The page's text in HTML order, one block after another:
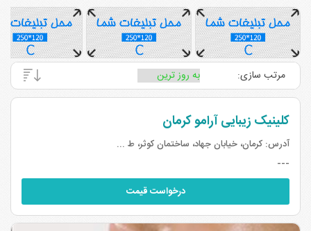
مرتب سازی:
کلینیک زیبایی آرامو کرمان
آدرس: کرمان، خیابان جهاد، ساختمان کوثر، ط ...
---
درخواست قیمت